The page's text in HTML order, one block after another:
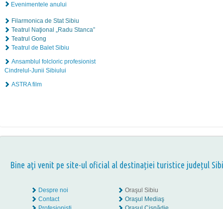
Evenimentele anului
Filarmonica de Stat Sibiu
Teatrul Naţional „Radu Stanca”
Teatrul Gong
Teatrul de Balet Sibiu
Ansamblul folcloric profesionist
Cindrelul-Junii Sibiului
ASTRA film
Bine aţi venit pe site-ul oficial al destinației turistice județul
Despre noi
Contact
Oraşul Sibiu
Oraşul Mediaş